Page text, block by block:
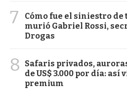
7
Cómo fue el siniestro
murió Gabriel Rossi,
Drogas
8
Safaris privados,
de US$ 3.000 por día: así
premium